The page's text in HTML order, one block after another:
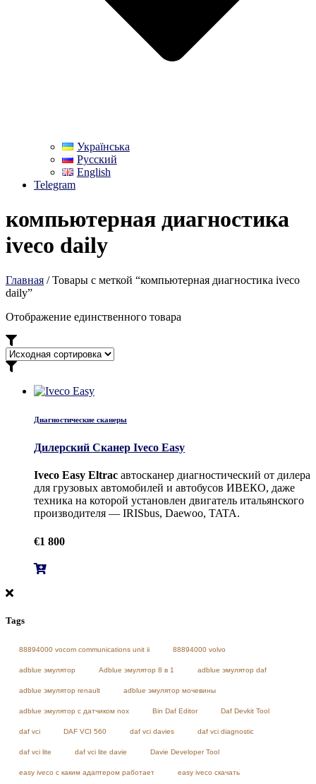
Українська
Русский
English
Telegram
компьютерная диагностика
iveco daily
Главная / Товары с меткой “компьютерная диагностика iveco
daily”
Отображение единственного товара
Диагностические сканеры
Дилерский Сканер Iveco Easy
Iveco Easy Eltrac автосканер диагностический от дилера
для грузовых автомобилей и автобусов ИВЕКО, даже
техника на которой установлен двигатель итальянского
производителя — IRISbus, Daewoo, TATA.
€1 800
Tags
88894000 vocom communications unit ii 88894000 volvo
adblue эмулятор Adblue эмулятор 8 в 1 adblue эмулятор daf
adblue эмулятор renault adblue эмулятор мочевины
adblue эмулятор с датчиком nox Bin Daf Editor Daf Devkit Tool
daf vci DAF VCI 560 daf vci davies daf vci diagnostic
daf vci lite daf vci lite davie Davie Developer Tool
easy iveco с каким адаптером работает easy iveco скачать